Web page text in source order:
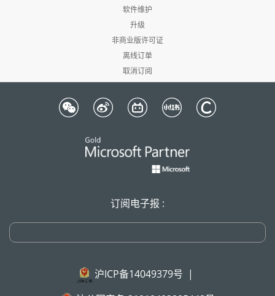
软件维护
升级
非商业版许可证
离线订单
取消订阅
订阅电子报 :
沪ICP备14049379号 |